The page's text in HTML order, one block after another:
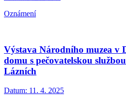
Oznámení
Výstava Národního muzea v
domu s pečovatelskou
Lázních
Datum: 11. 4. 2025